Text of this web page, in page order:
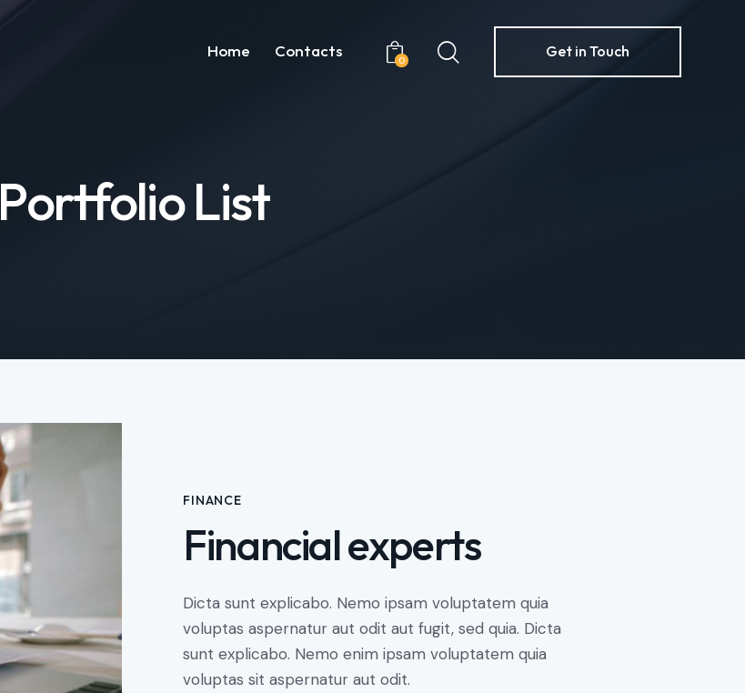
Home Contacts
0
Get in Touch
Portfolio List
FINANCE
Financial experts
Dicta sunt explicabo. Nemo ipsam voluptatem quia
voluptas aspernatur aut odit aut fugit, sed quia. Dicta
sunt explicabo. Nemo enim ipsam voluptatem quia
voluptas sit aspernatur aut odit.